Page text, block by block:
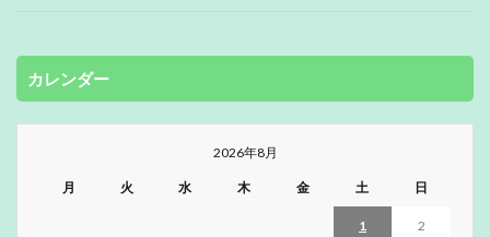
カレンダー
2026年8月
月 火 水 木 金 土 日
1 2